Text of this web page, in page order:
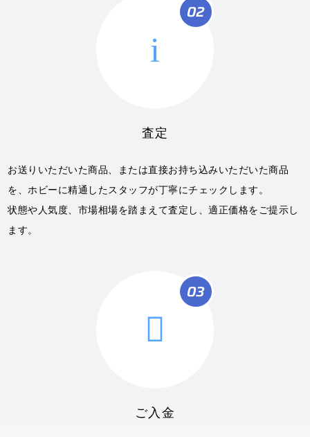
i
02
査定
お送りいただいた商品、または直接お持ち込みいただいた商品
を、ホビーに精通したスタッフが丁寧にチェックします。
状態や人気度、市場相場を踏まえて査定し、適正価格をご提示し
ます。

03
ご入金